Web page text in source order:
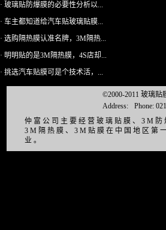
· 玻璃贴防爆膜的必要性分析以...
· 车主都知道给汽车贴玻璃贴膜...
· 选购隔热膜认准名牌，3M隔热...
· 明明贴的是3M隔热膜，4S店却...
· 挑选汽车贴膜可是个技术活，...
©2000-2011 玻璃贴
Address:
Phone:
仲富公司主要经营玻璃贴膜、3M
3M隔热膜、3M贴膜在中国地区第
业。